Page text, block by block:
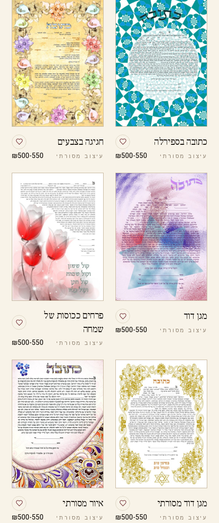
כתובה בספירלה
עיצוב מסורתי ₪500-550
חגיגה בצבעים
עיצוב מסורתי ₪500-550
מגן דוד
עיצוב מסורתי ₪500-550
פרחים ככוסות של
שמחה
עיצוב מסורתי ₪500-550
מגן דוד מסורתי
עיצוב מסורתי ₪500-550
איור מסורתי
עיצוב מסורתי ₪500-550